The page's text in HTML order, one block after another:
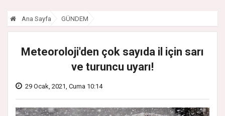
Ana Sayfa GÜNDEM
Meteoroloji'den çok sayıda il için sarı
ve turuncu uyarı!
29 Ocak, 2021, Cuma 10:14